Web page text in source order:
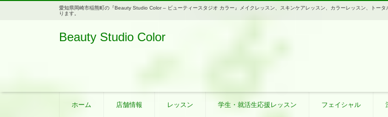
愛知県岡崎市稲熊町の『Beauty Studio Color – ビューティースタジオ カラー』メイクレッスン、スキンケアレッスン、カラーレッスン、トー
ります。
Beauty Studio Color
ホーム 店舗情報 レッスン 学生・就活生応援レッスン フェイシャル